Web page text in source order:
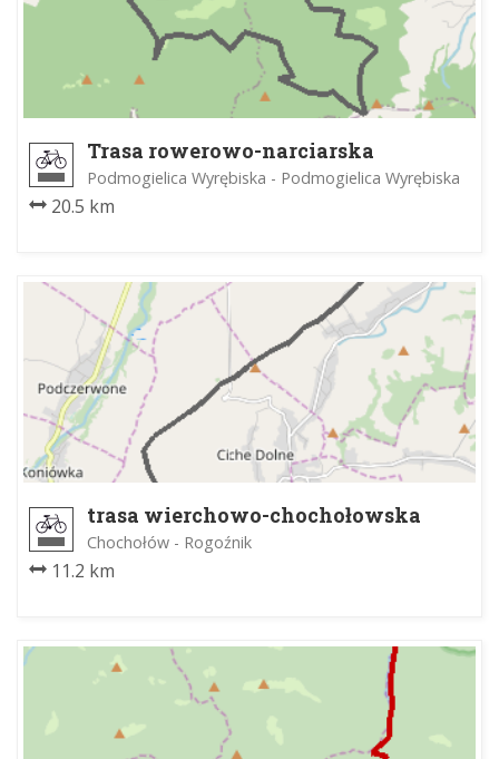
Trasa rowerowo-narciarska
Podmogielica Wyrębiska - Podmogielica Wyrębiska
20.5 km
trasa wierchowo-chochołowska
Chochołów - Rogoźnik
11.2 km